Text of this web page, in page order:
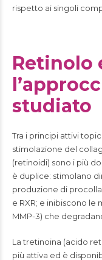
rispetto ai singoli
Retinolo
studiato
Tra i principi attivi
stimolazione del
(retinoidi) sono i più
è duplice: stimolano
produzione di
e RXR; e inibiscono le
MMP-3) che
La tretinoina (acido
più attiva ed è